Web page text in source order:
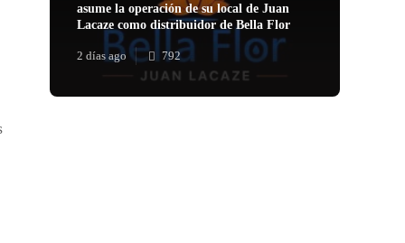
asume la operación de su local de Juan
Lacaze como distribuidor de Bella Flor
2 días ago 792